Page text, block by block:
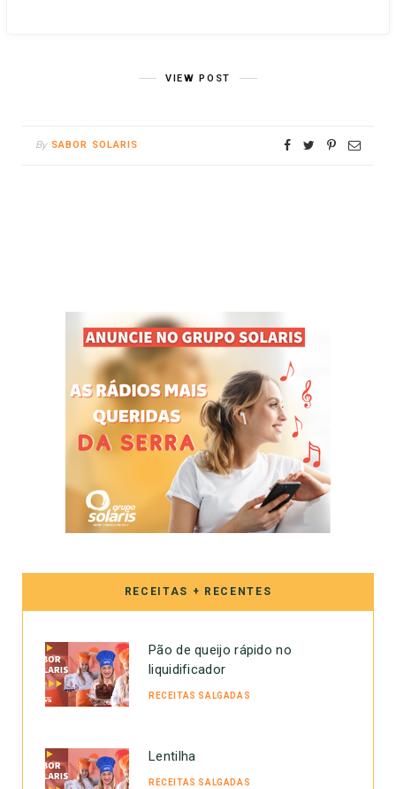
VIEW POST
By SABOR SOLARIS
RECEITAS + RECENTES
Pão de queijo rápido no
liquidificador
RECEITAS SALGADAS
Lentilha
RECEITAS SALGADAS